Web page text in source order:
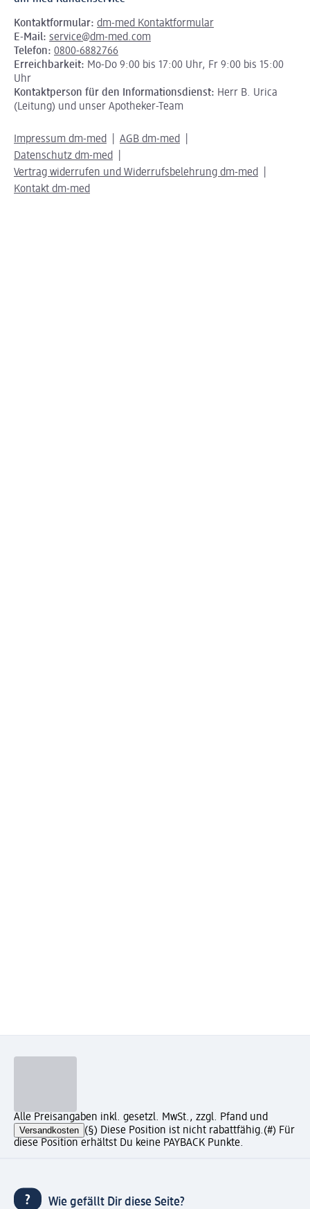
Kontaktformular: dm-med Kontaktformular
E-Mail: service@dm-med.com
Telefon: 0800-6882766
Erreichbarkeit: Mo-Do 9:00 bis 17:00 Uhr, Fr 9:00 bis 15:00
Uhr
Kontaktperson für den Informationsdienst: Herr B. Urica
(Leitung) und unser Apotheker-Team
Impressum dm-med
AGB dm-med
Datenschutz dm-med
Vertrag widerrufen und Widerrufsbelehrung dm-med
Kontakt dm-med
Alle Preisangaben inkl. gesetzl. MwSt., zzgl. Pfand und
Versandkosten (§) Diese Position ist nicht rabattfähig.(#) Für
diese Position erhältst Du keine PAYBACK Punkte.
Wie gefällt Dir diese Seite?